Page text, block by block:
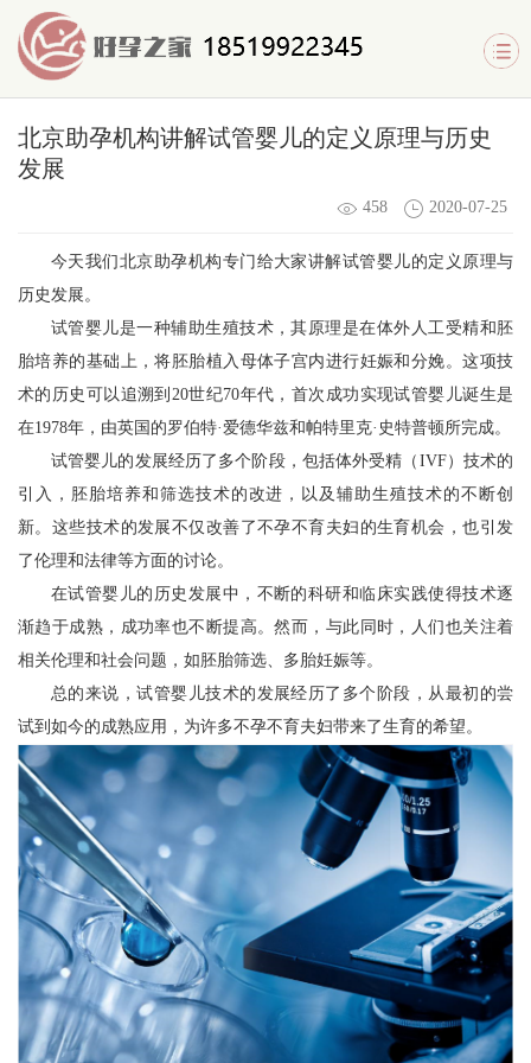
北京助孕机构讲解试管婴儿的定义原理与历史
发展
458 2020-07-25
今天我们 北京助孕机构专门给大家讲解试管婴儿的定义原理与
历史发展。
试管婴儿是一种辅助生殖技术，其原理是在体外人工受精和胚
胎培养的基础上，将胚胎植入母体子宫内进行妊娠和分娩。这项技
术的历史可以追溯到20世纪70年代，首次成功实现试管婴儿诞生是
在1978年，由英国的罗伯特·爱德华兹和帕特里克·史特普顿所完成。
试管婴儿的发展经历了多个阶段，包括体外受精（IVF）技术的
引入，胚胎培养和筛选技术的改进，以及辅助生殖技术的不断创
新。这些技术的发展不仅改善了不孕不育夫妇的生育机会，也引发
了伦理和法律等方面的讨论。
在试管婴儿的历史发展中，不断的科研和临床实践使得技术逐
渐趋于成熟，成功率也不断提高。然而，与此同时，人们也关注着
相关伦理和社会问题，如胚胎筛选、多胎妊娠等。
总的来说，试管婴儿技术的发展经历了多个阶段，从最初的尝
试到如今的成熟应用，为许多不孕不育夫妇带来了生育的希望。